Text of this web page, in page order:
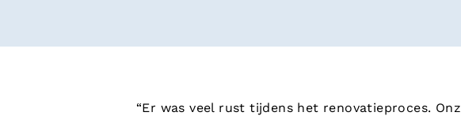
“Er was veel rust tijdens het renovatieproces.